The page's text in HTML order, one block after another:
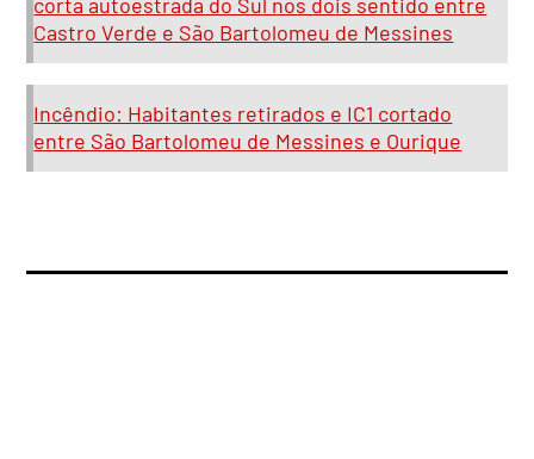
Castro Verde e São Bartolomeu de Messines
Incêndio: Habitantes retirados e IC1 cortado
entre São Bartolomeu de Messines e Ourique